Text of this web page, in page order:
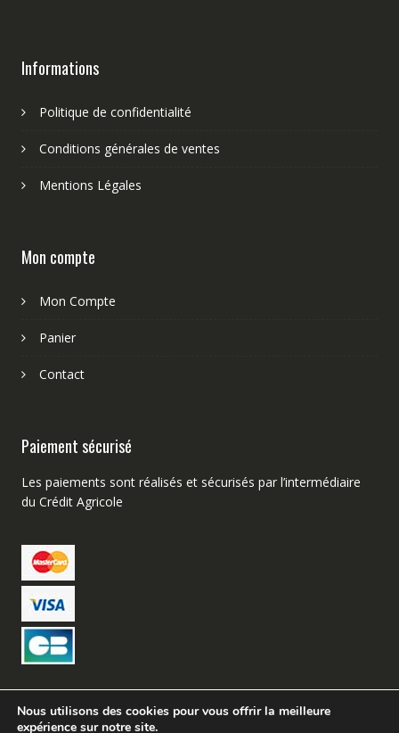
Informations
Politique de confidentialité
Conditions générales de ventes
Mentions Légales
Mon compte
Mon Compte
Panier
Contact
Paiement sécurisé
Les paiements sont réalisés et sécurisés par l’intermédiaire
du Crédit Agricole
Nous utilisons des cookies pour vous offrir la meilleure
expérience sur notre site.